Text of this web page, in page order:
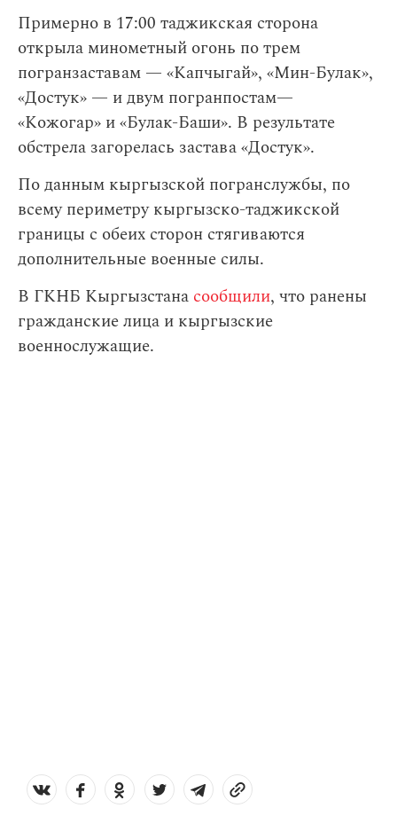
Примерно в 17:00 таджикская сторона
открыла минометный огонь по трем
погранзаставам — «Капчыгай», «Мин-Булак»,
«Достук» — и двум погранпостам—
«Кожогар» и «Булак-Баши». В результате
обстрела загорелась застава «Достук».
По данным кыргызской погранслужбы, по
всему периметру кыргызско-таджикской
границы с обеих сторон стягиваются
дополнительные военные силы.
В ГКНБ Кыргызстана сообщили, что ранены
гражданские лица и кыргызские
военнослужащие.